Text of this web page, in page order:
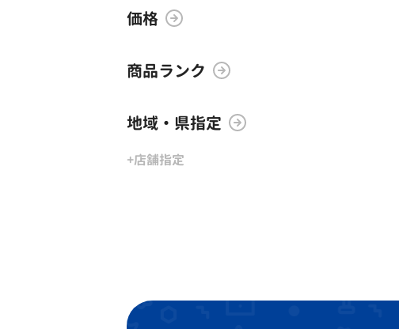
価格
商品ランク
地域・県指定
+店舗指定